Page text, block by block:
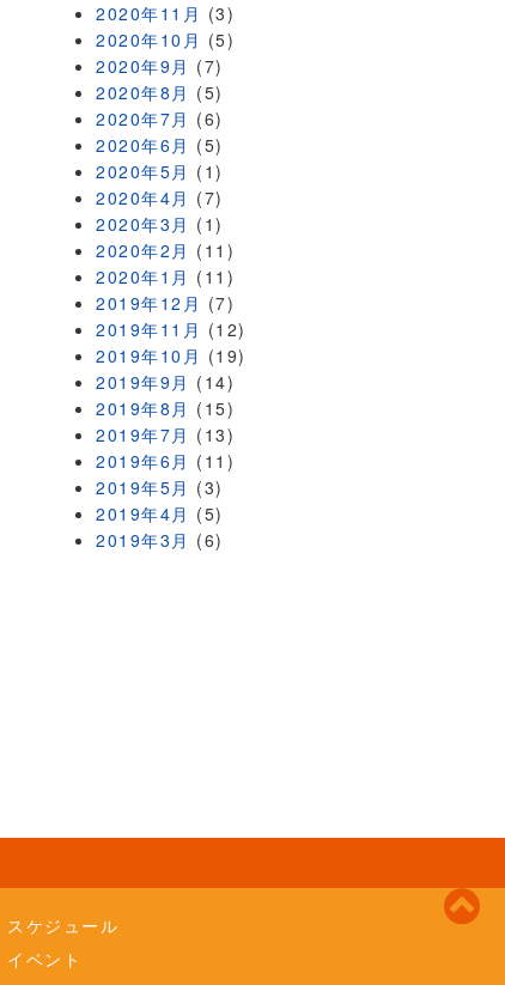
2020年11月 (3)
2020年10月 (5)
2020年9月 (7)
2020年8月 (5)
2020年7月 (6)
2020年6月 (5)
2020年5月 (1)
2020年4月 (7)
2020年3月 (1)
2020年2月 (11)
2020年1月 (11)
2019年12月 (7)
2019年11月 (12)
2019年10月 (19)
2019年9月 (14)
2019年8月 (15)
2019年7月 (13)
2019年6月 (11)
2019年5月 (3)
2019年4月 (5)
2019年3月 (6)
スケジュール
イベント